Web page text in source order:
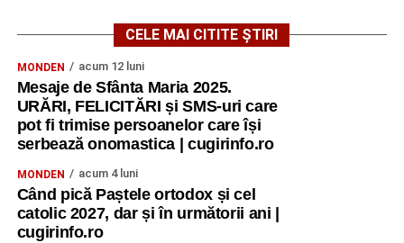
Îl folosește zilnic pentru
cumpărături și deplasările prin
oraș
Spre deosebire de multe prototipuri care rămân doar
proiecte de expoziție, „Ursulețul Solar” este utilizat zilnic.
Mihai Oltean spune că parcurge, în medie, între 10 și 20
de kilometri pe zi, folosind tricicleta pentru deplasările
obișnuite prin Cugir.
CELE MAI CITITE ȘTIRI
MONDEN acum 12 luni
Mesaje de Sfânta Maria 2025.
URĂRI, FELICITĂRI și SMS-uri care
pot fi trimise persoanelor care își
serbează onomastica | cugirinfo.ro
MONDEN acum 4 luni
Când pică Paștele ortodox și cel
catolic 2027, dar și în următorii ani |
cugirinfo.ro